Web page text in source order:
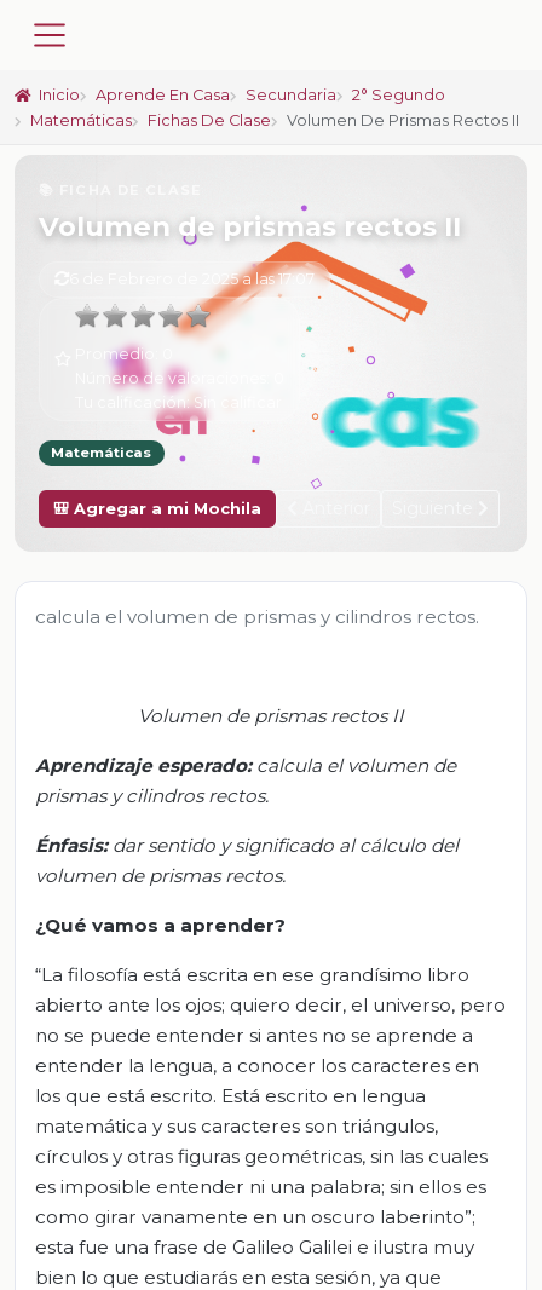
Inicio Aprende En Casa Secundaria
2° Segundo
Matemáticas
Fichas De Clase Volumen De Prismas Rectos II
Volumen de prismas rectos II
6 de Febrero de 2025 a las 17:07
Promedio:
Número de valoraciones:
Tu calificación:Sin calificar
Matemáticas
🎒 Agregar a mi Mochila
calcula el volumen de prismas y cilindros rectos.
Volumen de prismas rectos II
Aprendizaje esperado:calcula el volumen de
prismasy cilindros rectos.
Énfasis:dar sentido y significado al cálculo del
volumen de prismas rectos.
¿Qué vamos a aprender?
“La filosofía está escrita en ese grandísimo libro
abierto ante los ojos; quiero decir, el universo, pero
no se puede entender si antes no se aprende a
entender la lengua, a conocer los caracteres en
los que está escrito. Está escrito en lengua
matemática y sus caracteres son triángulos,
círculos y otras figuras geométricas, sin las cuales
es imposible entender ni una palabra; sin ellos es
como girar vanamente en un oscuro laberinto”;
esta fue una frase de Galileo Galilei e ilustra muy
bien lo que estudiarás en esta sesión, ya que